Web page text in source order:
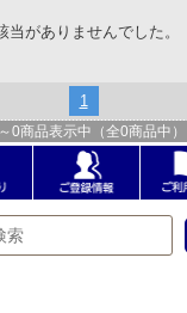
当がありませんでした。
1
～ 0商品表示中（全0商品中）